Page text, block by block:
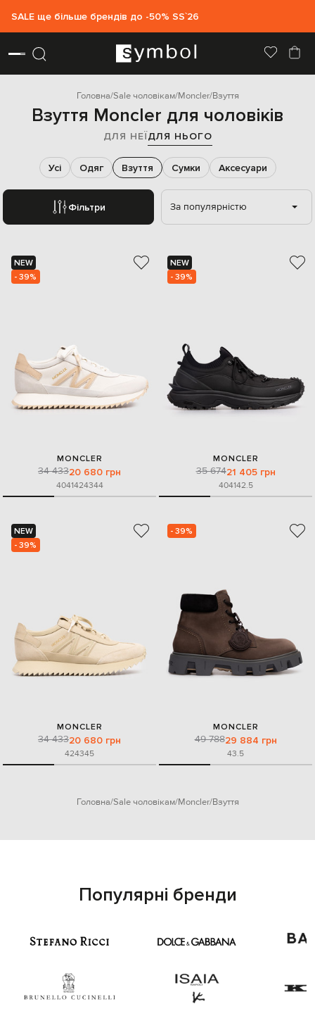
SALE ще більше брендів до -50% SS`26
Головна Sale чоловікам Moncler Взуття
Взуття Moncler для чоловіків
ДЛЯ НЕЇДЛЯ НЬОГО
Фільтри
Усі Одяг Взуття Сумки Аксесуари
За популярністю
NEW
- 39%
MONCLER
34 43320 680 грн
4041424344
NEW
- 39%
MONCLER
35 67421 405 грн
404142.5
NEW
- 39%
MONCLER
34 43320 680 грн
424345
- 39%
MONCLER
49 78829 884 грн
43.5
Головна Sale чоловікам Moncler Взуття
Популярні бренди